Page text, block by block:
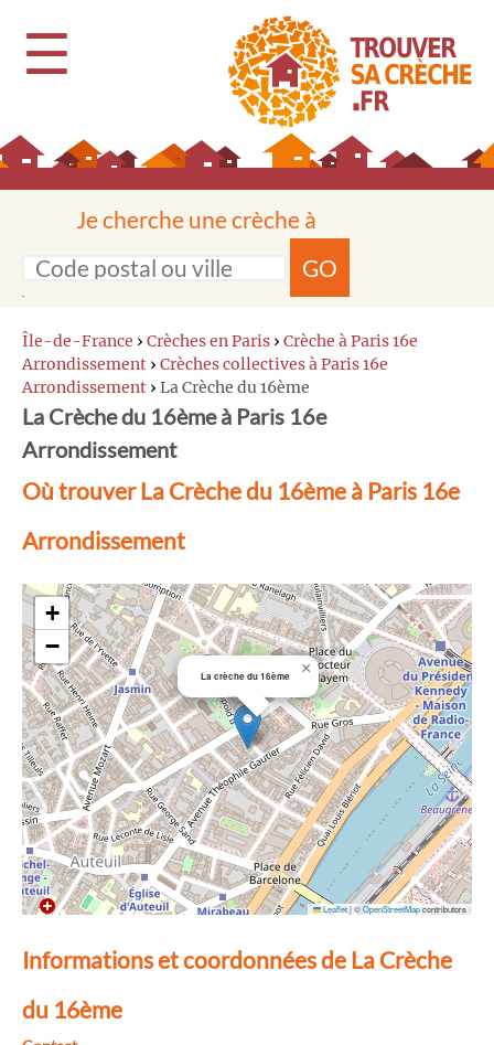
☰
Je cherche une crèche à
GO
Île-de-France › Crèches en Paris › Crèche à Paris 16e
Arrondissement › Crèches collectives à Paris 16e
Arrondissement › La Crèche du 16ème
La Crèche du 16ème à Paris 16e
Arrondissement
Où trouver La Crèche du 16ème à Paris 16e
Arrondissement
La crèche du 16ème ×
+
−
Leaflet|©OpenStreetMapcontributors
Informations et coordonnées de La Crèche
du 16ème